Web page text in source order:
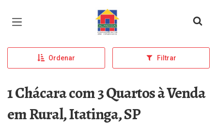
Página inicial
Ordenar Filtrar
1 Chácara com 3 Quartos à Venda
em Rural, Itatinga, SP